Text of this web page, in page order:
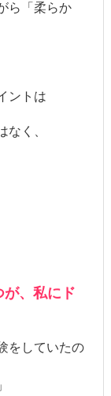
ら「柔らか
ントは
なく、
が、私にド
をしていたの